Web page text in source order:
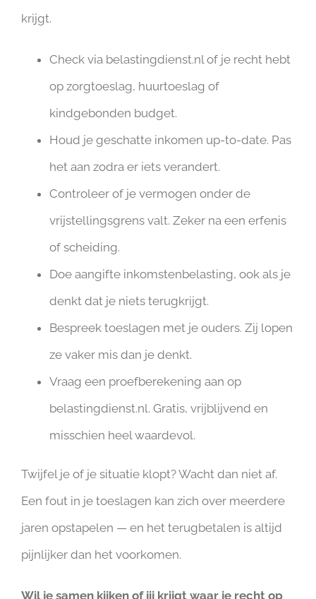
krijgt.
Check via belastingdienst.nl of je recht hebt
op zorgtoeslag, huurtoeslag of
kindgebonden budget.
Houd je geschatte inkomen up-to-date. Pas
het aan zodra er iets verandert.
Controleer of je vermogen onder de
vrijstellingsgrens valt. Zeker na een erfenis
of scheiding.
Doe aangifte inkomstenbelasting, ook als je
denkt dat je niets terugkrijgt.
Bespreek toeslagen met je ouders. Zij lopen
ze vaker mis dan je denkt.
Vraag een proefberekening aan op
belastingdienst.nl. Gratis, vrijblijvend en
misschien heel waardevol.
Twijfel je of je situatie klopt? Wacht dan niet af.
Een fout in je toeslagen kan zich over meerdere
jaren opstapelen — en het terugbetalen is altijd
pijnlijker dan het voorkomen.
Wil je samen kijken of jij krijgt waar je recht op